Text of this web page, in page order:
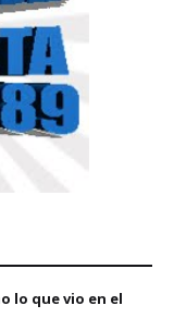
lo que vio en el